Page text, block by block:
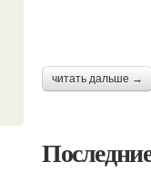
читать дальше →